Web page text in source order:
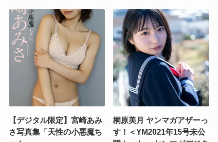
【デジタル限定】宮崎あみ
さ写真集「天性の小悪魔ち
桐原美月 ヤンマガアザーっ
す！＜YM2021年15号未公